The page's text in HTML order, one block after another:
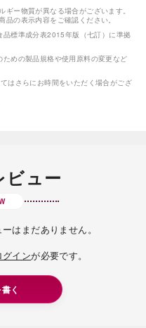
ー物質が異なる場合がございます。
の表示内容をご確認ください。
標準成分表2015年版（七訂）に準拠
めの製品規格や使用原料の変更など
はさらにお時間をいただく場合がござ
ビュー
はまだありません。
グインが必要です。
く